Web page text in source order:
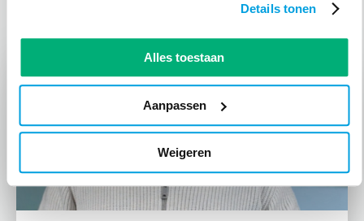
Details tonen
Alles toestaan
Aanpassen
Weigeren